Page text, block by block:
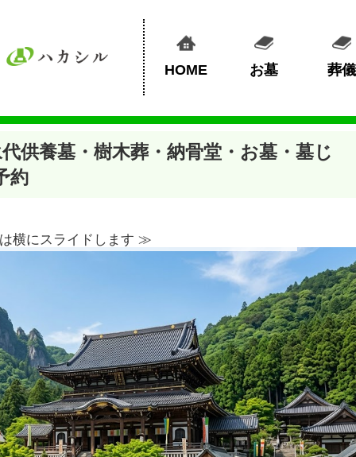
HOME お墓 葬儀
供養墓・樹木葬・納骨堂・お墓・墓じ
約
横にスライドします ≫︎